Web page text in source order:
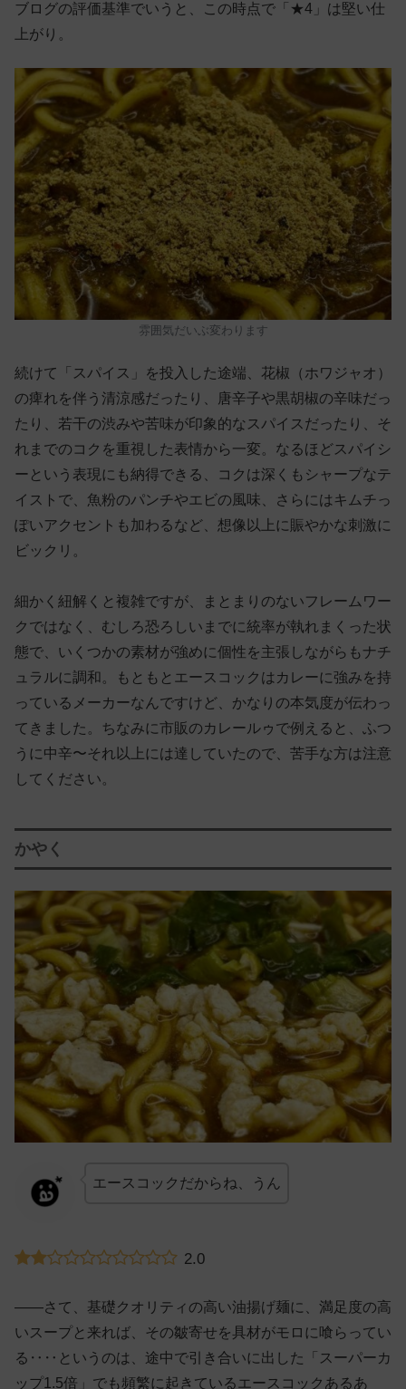
ブログの評価基準でいうと、この時点で「★4」は堅い仕
上がり。
雰囲気だいぶ変わります
続けて「スパイス」を投入した途端、花椒（ホワジャオ）
の痺れを伴う清涼感だったり、唐辛子や黒胡椒の辛味だっ
たり、若干の渋みや苦味が印象的なスパイスだったり、そ
れまでのコクを重視した表情から一変。なるほどスパイシ
ーという表現にも納得できる、コクは深くもシャープなテ
イストで、魚粉のパンチやエビの風味、さらにはキムチっ
ぽいアクセントも加わるなど、想像以上に賑やかな刺激に
ビックリ。
細かく紐解くと複雑ですが、まとまりのないフレームワー
クではなく、むしろ恐ろしいまでに統率が執れまくった状
態で、いくつかの素材が強めに個性を主張しながらもナチ
ュラルに調和。もともとエースコックはカレーに強みを持
っているメーカーなんですけど、かなりの本気度が伝わっ
てきました。ちなみに市販のカレールゥで例えると、ふつ
うに中辛〜それ以上には達していたので、苦手な方は注意
してください。
かやく
エースコックだからね、うん
2.0
——さて、基礎クオリティの高い油揚げ麺に、満足度の高
いスープと来れば、その皺寄せを具材がモロに喰らってい
る‥‥というのは、途中で引き合いに出した「スーパーカ
ップ1.5倍」でも頻繁に起きているエースコックあるあ